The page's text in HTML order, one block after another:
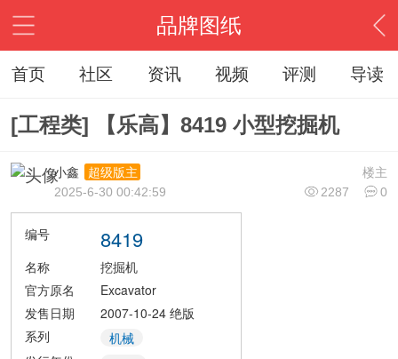
品牌图纸
首页 社区 资讯 视频 评测 导读
[工程类] 【乐高】8419 小型挖掘机
楼主
小鑫
超级版主
2287
0
2025-6-30 00:42:59
编号 8419
名称
挖掘机
官方原名
Excavator
发售日期
2007-10-24 绝版
系列
机械